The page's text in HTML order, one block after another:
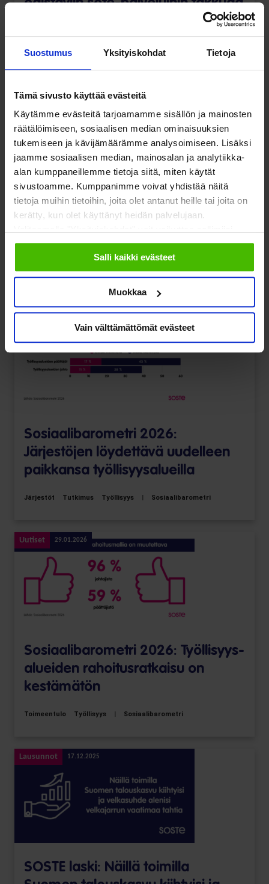
Suostumus Yksityiskohdat Tietoja
Tämä sivusto käyttää evästeitä
Käytämme evästeitä tarjoamamme sisällön ja mainosten
räätälöimiseen, sosiaalisen median ominaisuuksien
tukemiseen ja kävijämäärämme analysoimiseen. Lisäksi
jaamme sosiaalisen median, mainosalan ja analytiikka-
alan kumppaneillemme tietoja siitä, miten käytät
sivustoamme. Kumppanimme voivat yhdistää näitä
tietoja muihin tietoihin, joita olet antanut heille tai joita on
kerätty, kun olet käyttänyt heidän palvelujaan.
evästeisiin.
Salli kaikki evästeet
Muokkaa
Vain välttämättömät evästeet
edistäviin sote-palveluihin takkuaa
SOSTEn asiakas- ja
potilasturvallisuus­kysely kertoo
järjestöjen monipuolisesta roolista
kehittämistyössä
Järjestöt Sosiaali- ja terveyspalvelut Tutkimus
03.02.2026
Sosiaalibarometri 2026:
Järjestöjen löydettävä uudelleen
paikkansa työllisyysalueilla
Järjestöt Tutkimus Työllisyys | Sosiaalibarometri
Uutiset 29.01.2026
Sosiaali­barometri 2026: Työllisyys­
alueiden rahoitus­ratkaisu on
kestämätön
Toimeentulo Työllisyys | Sosiaalibarometri
Lausunnot 17.12.2025
SOSTE laski: Näillä toimilla